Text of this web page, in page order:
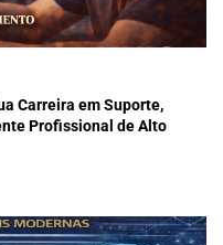
Carreira em Suporte,
Profissional de Alto